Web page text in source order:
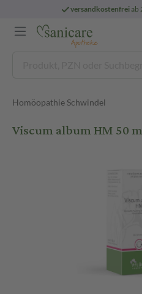
versandkostenfreiab
Homöopathie Schwindel
Viscum album HM 50